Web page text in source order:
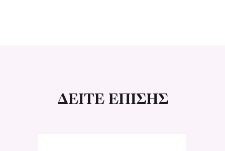
ΔΕΙΤΕ ΕΠΙΣΗΣ